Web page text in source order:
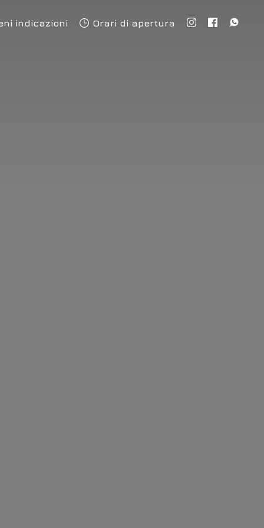
indicazioni Orari di apertura